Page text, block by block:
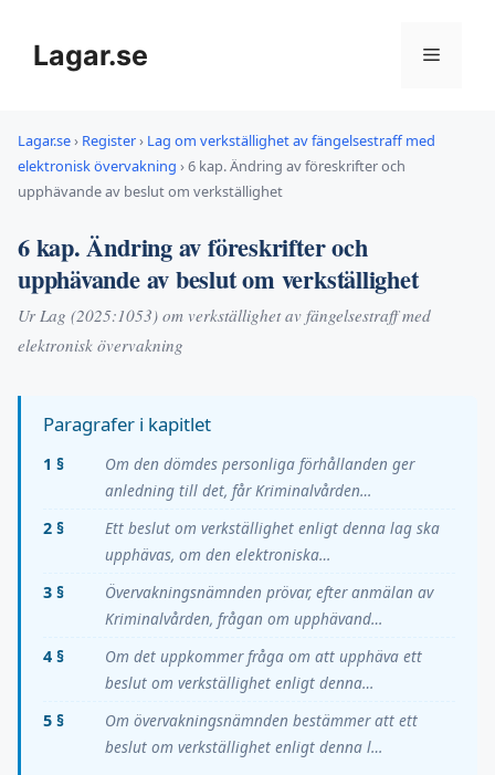
innehållLagar.se Meny
Lagar.se› Register› Lag om verkställighet av fängelsestraff med
elektronisk övervakning ›6 kap. Ändring av föreskrifter och
upphävande av beslut om verkställighet
6 kap. Ändring av föreskrifter och
upphävande av beslut om verkställighet
Ur Lag (2025:1053) om verkställighet av fängelsestraff med
elektronisk övervakning
Paragrafer i kapitlet
1 §
Om den dömdes personliga förhållanden ger
anledning till det, får Kriminalvården…
2 §
Ett beslut om verkställighet enligt denna lag ska
upphävas, om den elektroniska…
3 §
Övervakningsnämnden prövar, efter anmälan av
Kriminalvården, frågan om upphävand…
4 §
Om det uppkommer fråga om att upphäva ett
beslut om verkställighet enligt denna…
5 §
Om övervakningsnämnden bestämmer att ett
beslut om verkställighet enligt denna l…